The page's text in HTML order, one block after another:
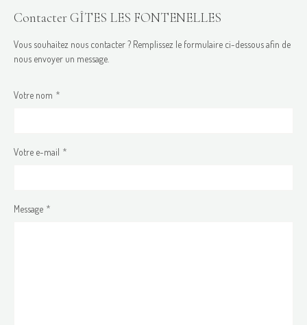
Contacter GÎTES LES FONTENELLES
Vous souhaitez nous contacter ? Remplissez le formulaire ci-dessous afin de
nous envoyer un message.
Votre nom
Votre e-mail
Message